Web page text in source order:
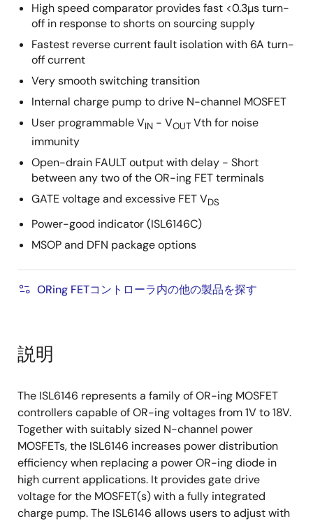
High speed comparator provides fast <0.3µs turn-
off in response to shorts on sourcing supply
Fastest reverse current fault isolation with 6A turn-
off current
Very smooth switching transition
Internal charge pump to drive N-channel MOSFET
User programmable VIN - VOUT Vth for noise
immunity
Open-drain FAULT output with delay - Short
between any two of the OR-ing FET terminals
GATE voltage and excessive FET VDS
Power-good indicator (ISL6146C)
MSOP and DFN package options
ORing FETコントローラ内の他の製品を探す
説明
The ISL6146 represents a family of OR-ing MOSFET
controllers capable of OR-ing voltages from 1V to 18V.
Together with suitably sized N-channel power
MOSFETs, the ISL6146 increases power distribution
efficiency when replacing a power OR-ing diode in
high current applications. It provides gate drive
voltage for the MOSFET(s) with a fully integrated
charge pump. The ISL6146 allows users to adjust with